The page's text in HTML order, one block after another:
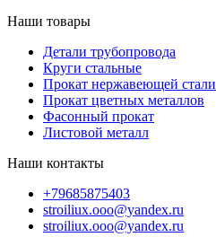
Наши товары
Детали трубопровода
Круги стальные
Прокат нержавеющей стали
Прокат цветных металлов
Фасонный прокат
Листовой металл
Наши контакты
+79685875403
stroiliux.ooo@yandex.ru
stroiliux.ooo@yandex.ru